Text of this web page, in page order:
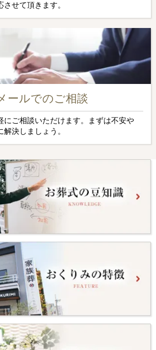
せて頂きます。
ールでのご相談
にご相談いただけます。まずは不安や
決しましょう。